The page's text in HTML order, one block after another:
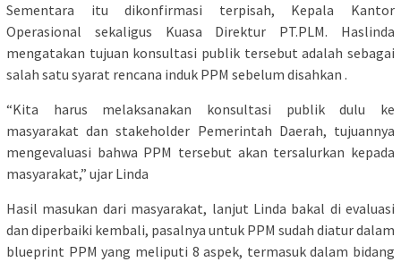
Sementara itu dikonfirmasi terpisah, Kepala Kantor
Operasional sekaligus Kuasa Direktur PT.PLM. Haslinda
mengatakan tujuan konsultasi publik tersebut adalah sebagai
salah satu syarat rencana induk PPM sebelum disahkan .
“Kita harus melaksanakan konsultasi publik dulu ke
masyarakat dan stakeholder Pemerintah Daerah, tujuannya
mengevaluasi bahwa PPM tersebut akan tersalurkan kepada
masyarakat,” ujar Linda
Hasil masukan dari masyarakat, lanjut Linda bakal di evaluasi
dan diperbaiki kembali, pasalnya untuk PPM sudah diatur dalam
blueprint PPM yang meliputi 8 aspek, termasuk dalam bidang